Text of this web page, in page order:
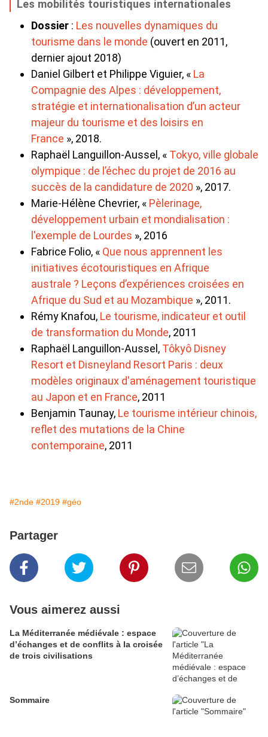
Les mobilités touristiques internationales
Dossier : Les nouvelles dynamiques du
tourisme dans le monde (ouvert en 2011,
dernier ajout 2018)
Daniel Gilbert et Philippe Viguier, « La
Compagnie des Alpes : développement,
stratégie et internationalisation d’un acteur
majeur du tourisme et des loisirs en
France », 2018.
Raphaël Languillon-Aussel, « Tokyo, ville globale
olympique : de l’échec du projet de 2016 au
succès de la candidature de 2020 », 2017.
Marie-Hélène Chevrier, « Pèlerinage,
développement urbain et mondialisation :
l'exemple de Lourdes », 2016
Fabrice Folio, « Que nous apprennent les
initiatives écotouristiques en Afrique
australe ? Leçons d’expériences croisées en
Afrique du Sud et au Mozambique », 2011.
Rémy Knafou, Le tourisme, indicateur et outil
de transformation du Monde, 2011
Raphaël Languillon-Aussel, Tôkyô Disney
Resort et Disneyland Resort Paris : deux
modèles originaux d'aménagement touristique
au Japon et en France, 2011
Benjamin Taunay, Le tourisme intérieur chinois,
reflet des mutations de la Chine
contemporaine, 2011
#2nde #2019 #géo
Partager
Vous aimerez aussi
La Méditerranée médiévale : espace
d’échanges et de conflits à la croisée
de trois civilisations
Sommaire